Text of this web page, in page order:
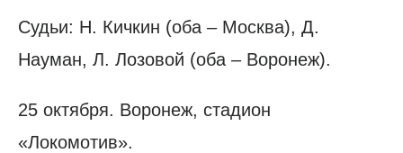
Судьи: Н. Кичкин (оба – Москва), Д.
Науман, Л. Лозовой (оба – Воронеж).
25 октября. Воронеж, стадион
«Локомотив».